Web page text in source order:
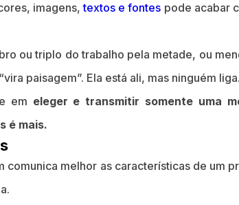
imagens,textos e fontes pode acabar
ou triplo do trabalho pela metade, ou
paisagem”. Ela está ali, mas ninguém liga.
em eleger e transmitir somente uma
é mais.
comunica melhor as características de um